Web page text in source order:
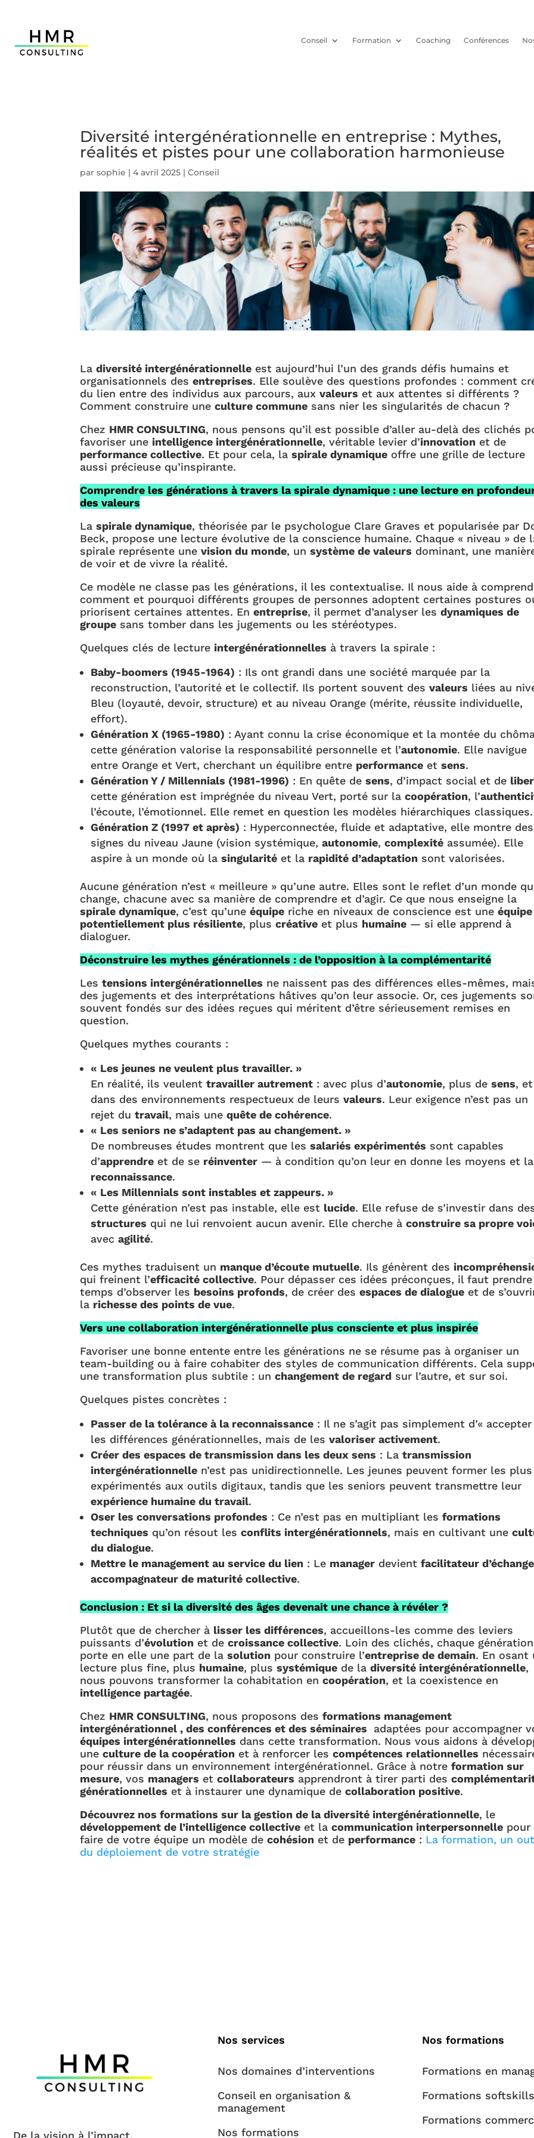
Conseil Formation Coaching Conférences
Diversité intergénérationnelle en entreprise : Mythes,
réalités et pistes pour une collaboration harmonieuse
parsophie |4 avril 2025 |Conseil
Ladiversité intergénérationnelle est aujourd’hui l’un des grands défis humains et
organisationnels desentreprises. Elle soulève des questions profondes : comment
du lien entre des individus aux parcours, auxvaleurs et aux attentes si différents ?
Comment construire uneculture commune sans nier les singularités de chacun ?
Chez HMR CONSULTING, nous pensons qu’il est possible d’aller au-delà des clichés
favoriser uneintelligence intergénérationnelle, véritable levier d’innovation et de
performance collective. Et pour cela, laspirale dynamique offre une grille de lecture
aussi précieuse qu’inspirante.
Comprendre les générations à travers la spirale dynamique : une lecture en
des valeurs
Laspirale dynamique, théorisée par le psychologue Clare Graves et popularisée par
Beck, propose une lecture évolutive de la conscience humaine. Chaque « niveau » de
spirale représente unevision du monde, unsystème de valeurs dominant, une
de voir et de vivre la réalité.
Ce modèle ne classe pas les générations, il les contextualise. Il nous aide à
comment et pourquoi différents groupes de personnes adoptent certaines postures
priorisent certaines attentes. Enentreprise, il permet d’analyser lesdynamiques de
groupe sans tomber dans les jugements ou les stéréotypes.
Quelques clés de lectureintergénérationnelles à travers la spirale :
Baby-boomers (1945-1964) : Ils ont grandi dans une société marquée par la
reconstruction, l’autorité et le collectif. Ils portent souvent desvaleurs liées au
Bleu (loyauté, devoir, structure) et au niveau Orange (mérite, réussite individuelle,
effort).
Génération X (1965-1980) : Ayant connu la crise économique et la montée du
cette génération valorise la responsabilité personnelle et l’autonomie. Elle navigue
entre Orange et Vert, cherchant un équilibre entre performance etsens.
Génération Y / Millennials (1981-1996) : En quête desens, d’impact social et de
cette génération est imprégnée du niveau Vert, porté sur lacoopération, l’
l’écoute, l’émotionnel. Elle remet en question les modèles hiérarchiques classiques.
Génération Z (1997 et après) : Hyperconnectée, fluide et adaptative, elle montre des
signes du niveau Jaune (vision systémique,autonomie,complexité assumée). Elle
aspire à un monde où lasingularité et la rapidité d’adaptation sont valorisées.
Aucune génération n’est « meilleure » qu’une autre. Elles sont le reflet d’un monde
change, chacune avec sa manière de comprendre et d’agir. Ce que nous enseigne la
spirale dynamique, c’est qu’uneéquipe riche en niveaux de conscience est uneéquipe
potentiellement plus résiliente, pluscréative et plus humaine — si elle apprend à
dialoguer.
Déconstruire les mythes générationnels : de l’opposition à la complémentarité
Lestensions intergénérationnelles ne naissent pas des différences elles-mêmes,
des jugements et des interprétations hâtives qu’on leur associe. Or, ces jugements
souvent fondés sur des idées reçues qui méritent d’être sérieusement remises en
question.
Quelques mythes courants :
« Les jeunes ne veulent plus travailler. »
En réalité, ils veulenttravailler autrement : avec plus d’autonomie, plus desens, et
dans des environnements respectueux de leursvaleurs. Leur exigence n’est pas un
rejet dutravail, mais unequête de cohérence.
« Les seniors ne s’adaptent pas au changement. »
De nombreuses études montrent que lessalariés expérimentés sont capables
d’apprendre et de se réinventer — à condition qu’on leur en donne les moyens et la
reconnaissance.
« Les Millennials sont instables et zappeurs. »
Cette génération n’est pas instable, elle est lucide. Elle refuse de s’investir dans
structures qui ne lui renvoient aucun avenir. Elle cherche àconstruire sa propre
avecagilité.
Ces mythes traduisent un manque d’écoute mutuelle. Ils génèrent des
qui freinent l’efficacité collective. Pour dépasser ces idées préconçues, il faut
temps d’observer les besoins profonds, de créer desespaces de dialogue et de
la richesse des points de vue.
Vers une collaboration intergénérationnelle plus consciente et plus inspirée
Favoriser une bonne entente entre les générations ne se résume pas à organiser un
team-building ou à faire cohabiter des styles de communication différents. Cela
une transformation plus subtile : unchangement de regard sur l’autre, et sur soi.
Quelques pistes concrètes :
Passer de la tolérance à la reconnaissance : Il ne s’agit pas simplement d’« accepter
les différences générationnelles, mais de lesvaloriser activement.
Créer des espaces de transmission dans les deux sens : Latransmission
intergénérationnelle n’est pas unidirectionnelle. Les jeunes peuvent former les plus
expérimentés aux outils digitaux, tandis que les seniors peuvent transmettre leur
expérience humaine du travail.
Oser les conversations profondes : Ce n’est pas en multipliant lesformations
techniques qu’on résout lesconflits intergénérationnels, mais en cultivant une
du dialogue.
Mettre le management au service du lien : Le manager devientfacilitateur
accompagnateur de maturité collective.
Conclusion : Et si la diversité des âges devenait une chance à révéler ?
Plutôt que de chercher à lisser les différences, accueillons-les comme des leviers
puissants d’évolution et decroissance collective. Loin des clichés, chaque génération
porte en elle une part de lasolution pour construire l’entreprise de demain. En osant
lecture plus fine, plus humaine, plussystémique de ladiversité intergénérationnelle,
nous pouvons transformer la cohabitation encoopération, et la coexistence en
intelligence partagée.
Chez HMR CONSULTING, nous proposons desformations management
intergénérationnel , des conférences et des séminaires
adaptées pour accompagner
équipes intergénérationnelles dans cette transformation. Nous vous aidons à
uneculture de la coopération et à renforcer lescompétences relationnelles
pour réussir dans un environnement intergénérationnel. Grâce à notreformation sur
mesure, vos managers etcollaborateurs apprendront à tirer parti des
générationnelles et à instaurer une dynamique decollaboration positive.
Découvrez nos formations sur la gestion de la diversité intergénérationnelle, le
développement de l’intelligence collective et lacommunication interpersonnelle pour
faire de votre équipe un modèle decohésion et de performance : La formation, un
du déploiement de votre stratégie
De la vision à l’impact.
Nos services
Nos domaines d’interventions
Conseil en organisation &
management
Nos formations
Nos formations
Formations en
Formations softskills
Formations